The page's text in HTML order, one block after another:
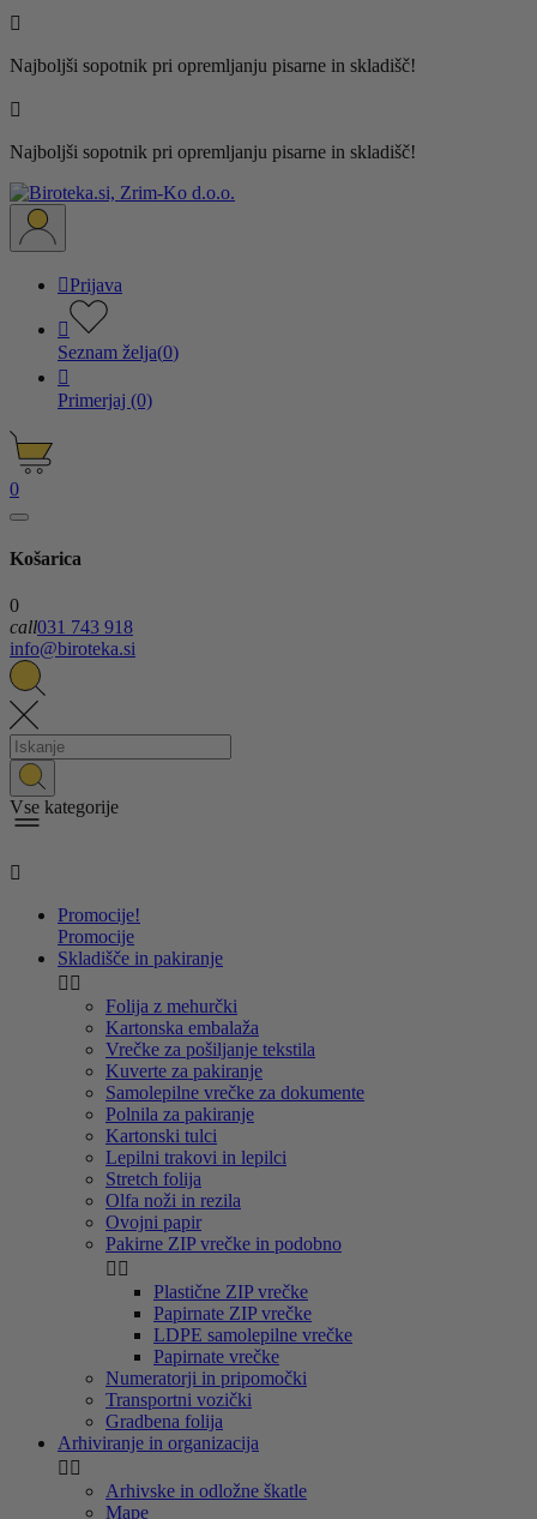

Najboljši sopotnik pri opremljanju pisarne in skladišč!

Najboljši sopotnik pri opremljanju pisarne in skladišč!
Prijava

Seznam želja(0)

Primerjaj (0)
0
Košarica
0
call031 743 918
info@biroteka.si
Vse kategorije

Promocije!
Promocije
Skladišče in pakiranje
 
Folija z mehurčki
Kartonska embalaža
Vrečke za pošiljanje tekstila
Kuverte za pakiranje
Samolepilne vrečke za dokumente
Polnila za pakiranje
Kartonski tulci
Lepilni trakovi in lepilci
Stretch folija
Olfa noži in rezila
Ovojni papir
Pakirne ZIP vrečke in podobno
 
Plastične ZIP vrečke
Papirnate ZIP vrečke
LDPE samolepilne vrečke
Papirnate vrečke
Numeratorji in pripomočki
Transportni vozički
Gradbena folija
Arhiviranje in organizacija
 
Arhivske in odložne škatle
Mape